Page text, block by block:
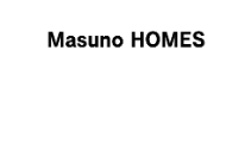
家づくり相談会